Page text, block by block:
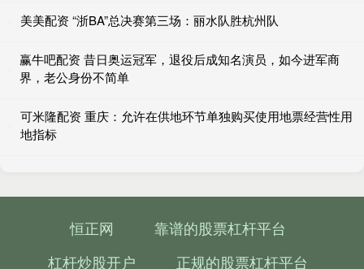
美美配资 “浙BA”总决赛第三场：丽水队胜杭州队
赢牛吧配资 昔日奥运冠军，退役后成知名演员，如今进军商
界，老公身份不简单
可米隆配资 重庆：允许在供地环节单独购买使用地票经营性用
地指标
恒正网
靠谱的股票杠杆平台
杠杆炒股开户
正规的股票杠杆平台